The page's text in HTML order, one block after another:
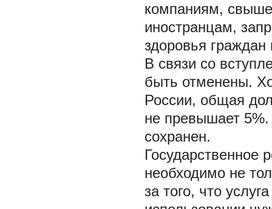
компаниям,
иностранцам,
здоровья
В связи со
быть отменены.
России, общая
не превышает
сохранен.
Государственное
необходимо не
за того, что